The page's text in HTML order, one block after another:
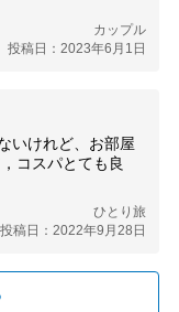
カップル
投稿日：2023年6月1日
いけれど、お部屋
コスパとても良
ひとり旅
投稿日：2022年9月28日